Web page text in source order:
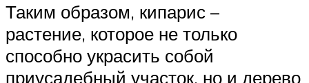
Таким образом, кипарис –
растение, которое не только
способно украсить собой
приусадебный участок, но и дерево